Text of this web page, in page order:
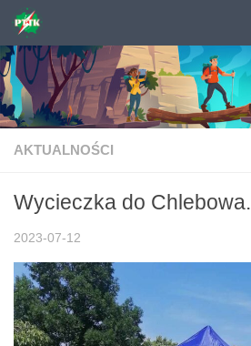
Skip to content
AKTUALNOŚCI
Wycieczka do Chlebowa.
2023-07-12